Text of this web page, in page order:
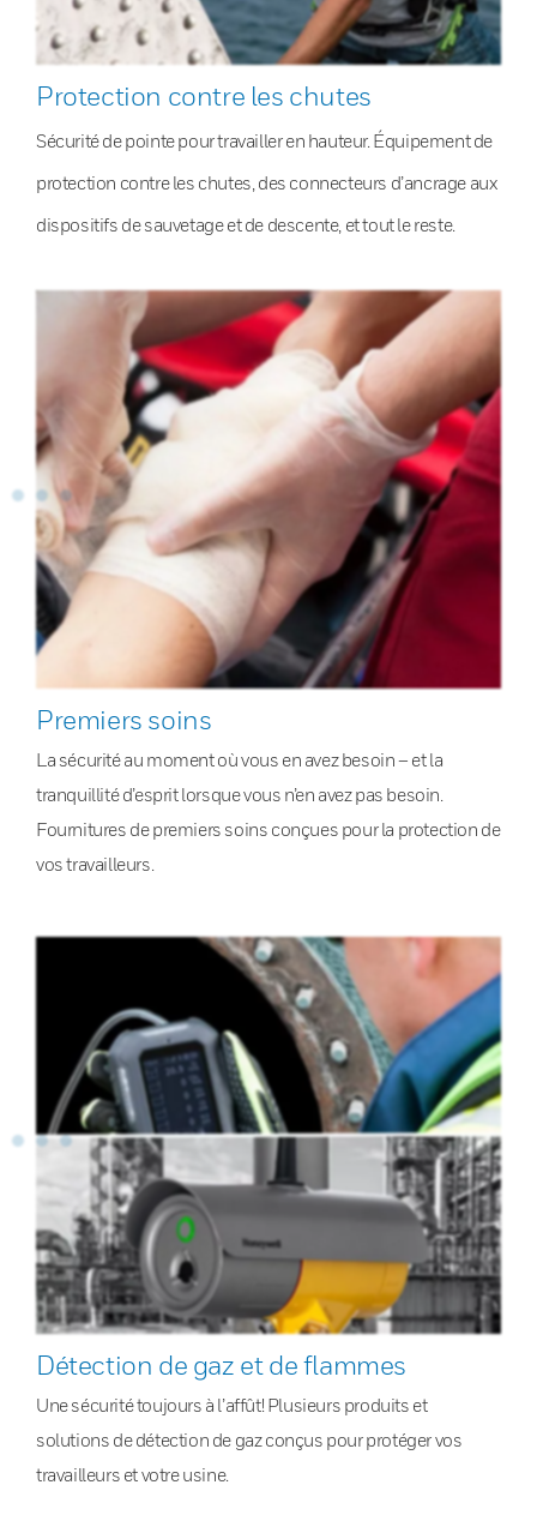
Protection contre les chutes
Sécurité de pointe pour travailler en hauteur. Équipement de
protection contre les chutes, des connecteurs d’ancrage aux
dispositifs de sauvetage et de descente, et tout le reste.
Premiers soins
La sécurité au moment où vous en avez besoin – et la
tranquillité d’esprit lorsque vous n’en avez pas besoin.
Fournitures de premiers soins conçues pour la protection de
vos travailleurs.
Détection de gaz et de flammes
Une sécurité toujours à l’affût! Plusieurs produits et
solutions de détection de gaz conçus pour protéger vos
travailleurs et votre usine.